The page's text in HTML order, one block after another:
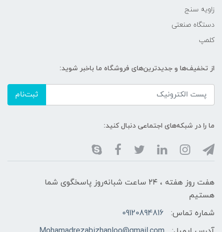
زاویه سنج
دستگاه صنعتی
کلمپ
از تخفیف‌ها و جدیدترین‌های فروشگاه ما باخبر شوید:
ثبت‌نام
ما را در شبکه‌های اجتماعی دنبال کنید:
هفت روز هفته ، ۲۴ ساعت شبانه‌روز پاسخگوی شما
هستیم
شماره تماس:
09120894816